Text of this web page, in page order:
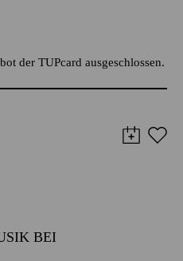
der TUPcard ausgeschlossen.
BEI